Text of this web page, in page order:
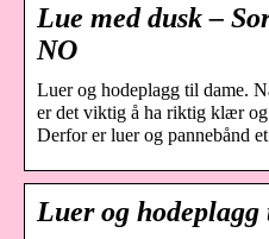
Lue med dusk –
NO
Luer og hodeplagg til dame.
er det viktig å ha riktig klær
Derfor er luer og pannebånd
Luer og